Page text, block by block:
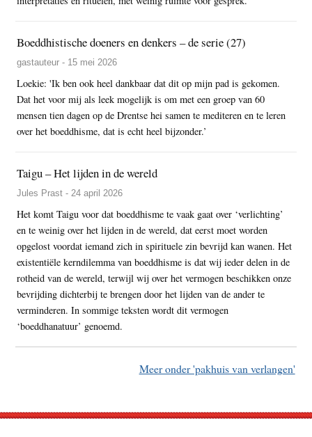
Boeddhistische doeners en denkers – de serie (27)
gastauteur - 15 mei 2026
Loekie: 'Ik ben ook heel dankbaar dat dit op mijn pad is gekomen.
Dat het voor mij als leek mogelijk is om met een groep van 60
mensen tien dagen op de Drentse hei samen te mediteren en te leren
over het boeddhisme, dat is echt heel bijzonder.’
Taigu – Het lijden in de wereld
Jules Prast - 24 april 2026
Het komt Taigu voor dat boeddhisme te vaak gaat over ‘verlichting’
en te weinig over het lijden in de wereld, dat eerst moet worden
opgelost voordat iemand zich in spirituele zin bevrijd kan wanen. Het
existentiële kerndilemma van boeddhisme is dat wij ieder delen in de
rotheid van de wereld, terwijl wij over het vermogen beschikken onze
bevrijding dichterbij te brengen door het lijden van de ander te
verminderen. In sommige teksten wordt dit vermogen
‘boeddhanatuur’ genoemd.
Meer onder 'pakhuis van verlangen'